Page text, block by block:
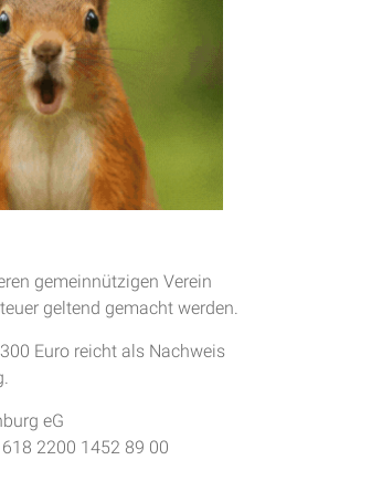
gemeinnützigen Verein
geltend gemacht werden.
Euro reicht als Nachweis
eG
618 2200 1452 89 00